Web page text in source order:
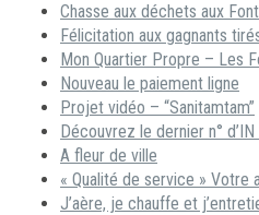
Chasse aux déchets aux
Félicitation aux gagnants
Mon Quartier Propre – Les
Nouveau le paiement ligne
Projet vidéo – “Sanitamtam”
Découvrez le dernier n° d’IN
A fleur de ville
« Qualité de service » Votre
J’aère, je chauffe et